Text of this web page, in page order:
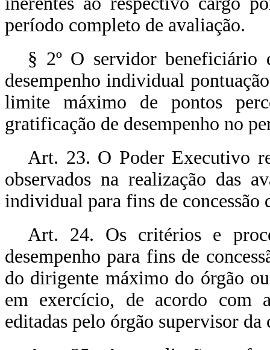
período completo de avaliação.
§ 2º O servidor beneficiário
desempenho individual
limite máximo de pontos
gratificação de desempenho no
Art. 23. O Poder Executivo
observados na realização das
individual para fins de concessão
Art. 24. Os critérios e
desempenho para fins de
do dirigente máximo do órgão
em exercício, de acordo com
editadas pelo órgão supervisor da